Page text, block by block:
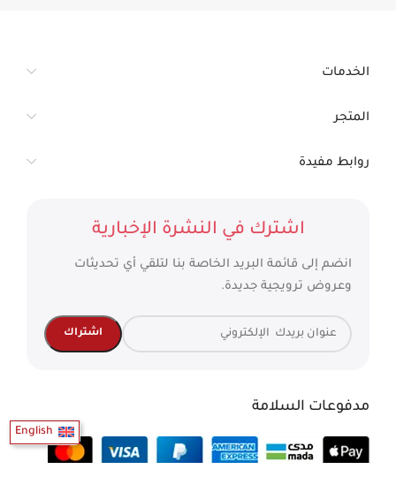
الخدمات
المتجر
روابط مفيدة
اشترك في النشرة الإخبارية
انضم إلى قائمة البريد الخاصة بنا لتلقي أي تحديثات
وعروض ترويجية جديدة.
مدفوعات السلامة
English